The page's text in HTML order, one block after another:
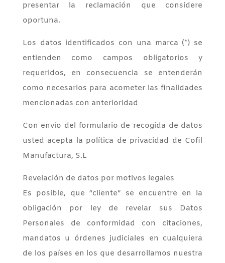
presentar la reclamación que considere
oportuna.
Los datos identificados con una marca (*) se
entienden como campos obligatorios y
requeridos, en consecuencia se entenderán
como necesarios para acometer las finalidades
mencionadas con anterioridad
Con envío del formulario de recogida de datos
usted acepta la política de privacidad de Cofil
Manufactura, S.L
Revelación de datos por motivos legales
Es posible, que “cliente” se encuentre en la
obligación por ley de revelar sus Datos
Personales de conformidad con citaciones,
mandatos u órdenes judiciales en cualquiera
de los países en los que desarrollamos nuestra